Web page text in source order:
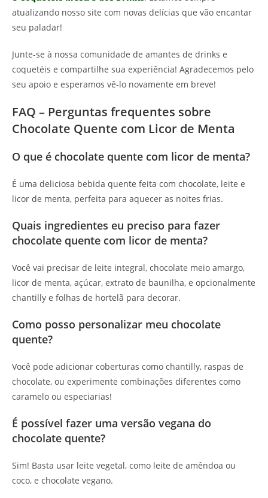
atualizando nosso site com novas delícias que vão encantar
seu paladar!
Junte-se à nossa comunidade de amantes de drinks e
coquetéis e compartilhe sua experiência! Agradecemos pelo
seu apoio e esperamos vê-lo novamente em breve!
FAQ – Perguntas frequentes sobre
Chocolate Quente com Licor de Menta
O que é chocolate quente com licor de menta?
É uma deliciosa bebida quente feita com chocolate, leite e
licor de menta, perfeita para aquecer as noites frias.
Quais ingredientes eu preciso para fazer
chocolate quente com licor de menta?
Você vai precisar de leite integral, chocolate meio amargo,
licor de menta, açúcar, extrato de baunilha, e opcionalmente
chantilly e folhas de hortelã para decorar.
Como posso personalizar meu chocolate
quente?
Você pode adicionar coberturas como chantilly, raspas de
chocolate, ou experimente combinações diferentes como
caramelo ou especiarias!
É possível fazer uma versão vegana do
chocolate quente?
Sim! Basta usar leite vegetal, como leite de amêndoa ou
coco, e chocolate vegano.